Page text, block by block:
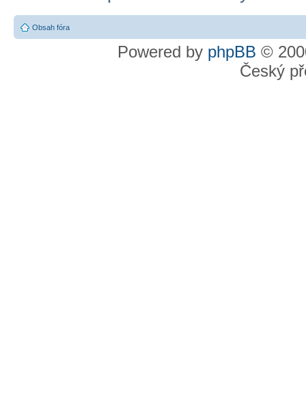
Obsah fóra
Powered by phpBB ©
Český